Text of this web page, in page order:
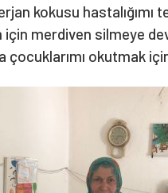
kokusu hastalığımı
için merdiven silmeye
çocuklarımı okutmak